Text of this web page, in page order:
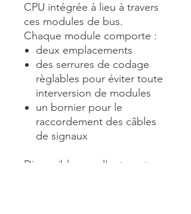
CPU intégrée à lieu à travers
ces modules de bus.
Chaque module comporte :
deux emplacements
des serrures de codage
règlables pour éviter toute
interversion de modules
un bornier pour le
raccordement des câbles
de signaux
Disponible avec l'automate